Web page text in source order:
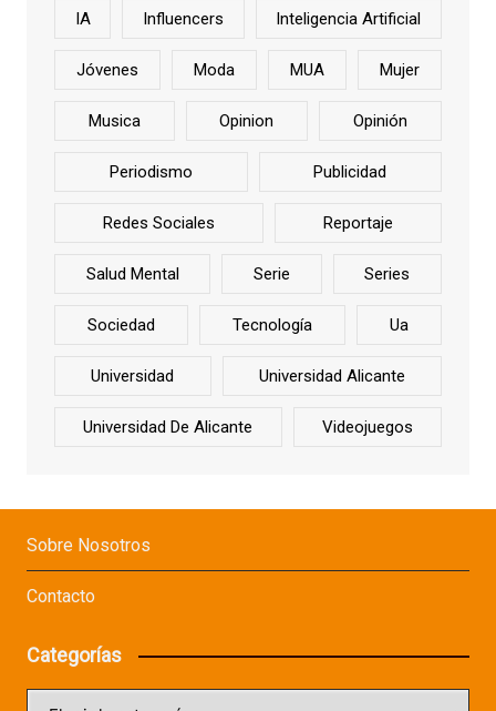
IA Influencers Inteligencia Artificial
Jóvenes Moda MUA Mujer
Musica Opinion Opinión
Periodismo Publicidad
Redes Sociales Reportaje
Salud Mental Serie Series
Sociedad Tecnología Ua
Universidad Universidad Alicante
Universidad De Alicante Videojuegos
Sobre Nosotros
Contacto
Categorías